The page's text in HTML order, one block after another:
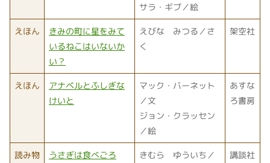
サラ・ギブ／絵
えほん
きみの町に星をみて
いるねこはいないか
い？
えびな みつる／さ
く
架空社
えほん
アナベルとふしぎな
けいと
マック・バーネット
／文
ジョン・クラッセン
／絵
あすな
ろ書房
読み物
うさぎは食べごろ
きむら ゆういち／
講談社